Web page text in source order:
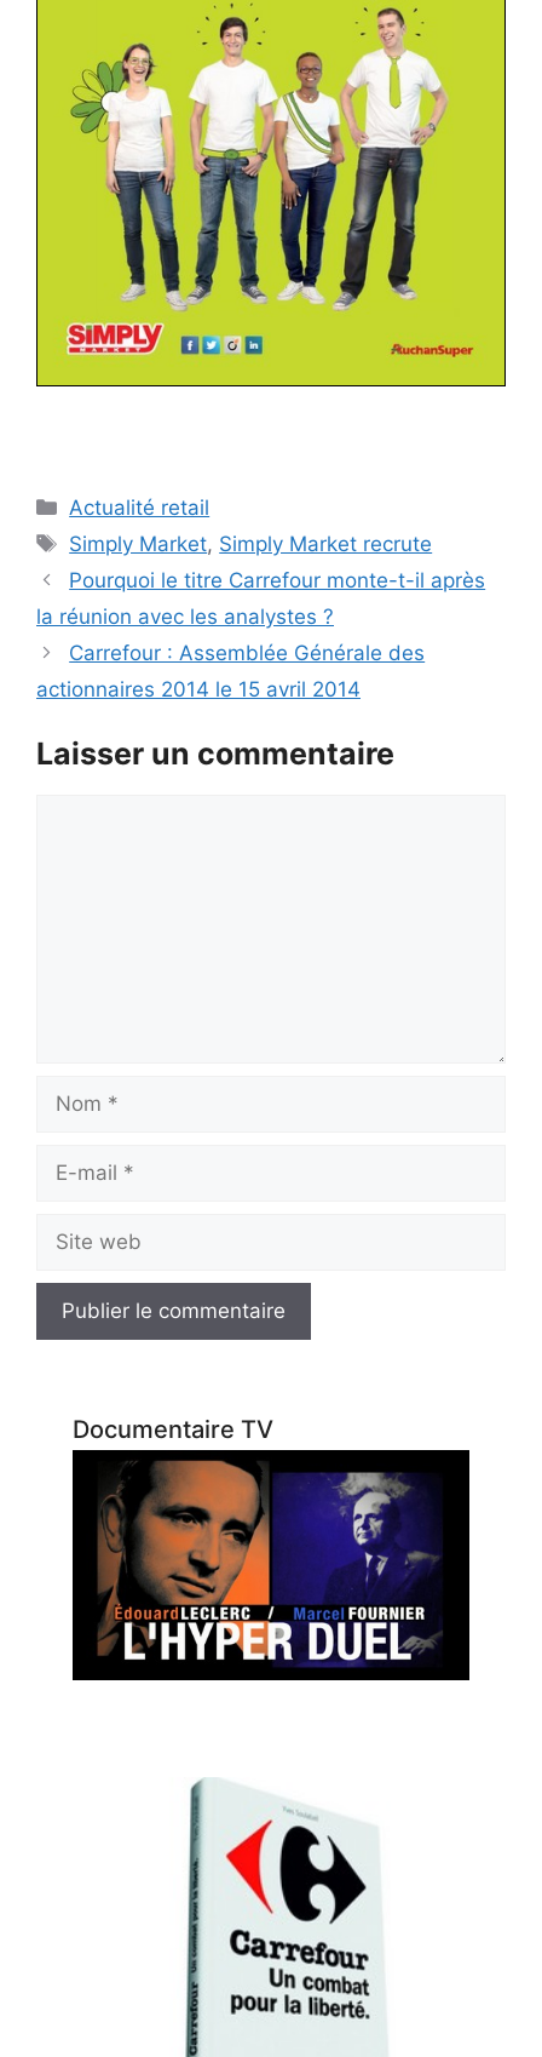
Catégories
Actualité retail
Étiquettes
Simply Market, Simply Market recrute
Pourquoi le titre Carrefour monte-t-il après
la réunion avec les analystes ?
Carrefour : Assemblée Générale des
actionnaires 2014 le 15 avril 2014
Laisser un commentaire
Nom
Site
web
Documentaire TV